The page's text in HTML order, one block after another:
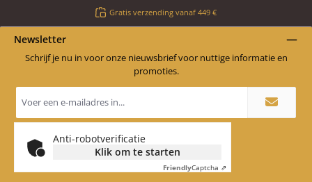
Gratis verzending vanaf 449 €
Newsletter
Schrijf je nu in voor onze nieuwsbrief voor nuttige informatie en
promoties.
mailadres
Anti-robotverificatie
Klik om te starten
FriendlyCaptcha ⇗